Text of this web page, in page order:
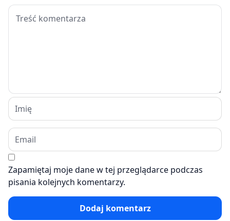
Zapamiętaj moje dane w tej przeglądarce podczas
pisania kolejnych komentarzy.
Dodaj komentarz